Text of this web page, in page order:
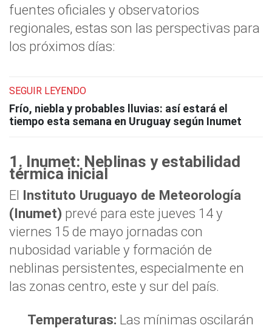
fuentes oficiales y observatorios
regionales, estas son las perspectivas para
los próximos días:
SEGUIR LEYENDO
Frío, niebla y probables lluvias: así estará el
tiempo esta semana en Uruguay según Inumet
1. Inumet: Neblinas y estabilidad
térmica inicial
El Instituto Uruguayo de Meteorología
(Inumet) prevé para este jueves 14 y
viernes 15 de mayo jornadas con
nubosidad variable y formación de
neblinas persistentes, especialmente en
las zonas centro, este y sur del país.
Temperaturas: Las mínimas oscilarán